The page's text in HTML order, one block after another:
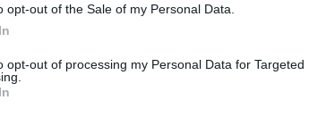
opt-out of the Sale of my Personal Data.
opt-out of processing my Personal Data for Targeted